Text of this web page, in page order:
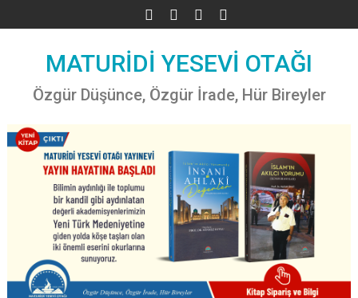
to
MATURİDİ YESEVİ OTAĞI
Özgür Düşünce, Özgür İrade, Hür Bireyler